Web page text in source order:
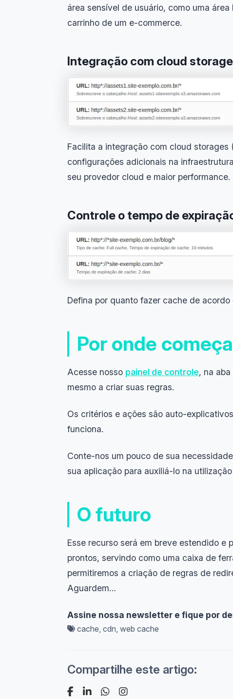
área sensível de usuário, como uma
carrinho de um e-commerce.
Integração com cloud
Facilita a integração com cloud storages
configurações adicionais na
seu provedor cloud e maior performance.
Controle o tempo de
Defina por quanto fazer cache de
Por onde
Acesse nosso painel de controle, na aba
mesmo a criar suas regras.
Os critérios e ações são auto-
funciona.
Conte-nos um pouco de sua
sua aplicação para auxiliá-lo na
O futuro
Esse recurso será em breve estendido e
prontos, servindo como uma caixa de
permitiremos a criação de regras de
Aguardem…
Assine nossa newsletter e fique por
cache, cdn, web cache
Compartilhe este artigo: